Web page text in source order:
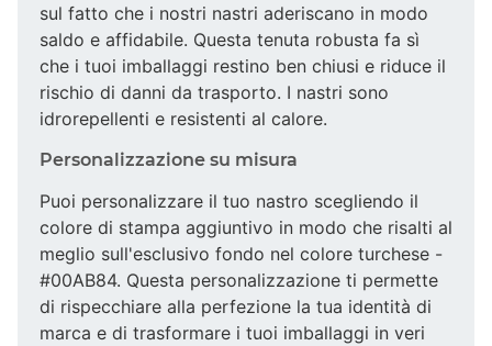
sul fatto che i nostri nastri aderiscano in modo
saldo e affidabile. Questa tenuta robusta fa sì
che i tuoi imballaggi restino ben chiusi e riduce il
rischio di danni da trasporto. I nastri sono
idrorepellenti e resistenti al calore.
Personalizzazione su misura
Puoi personalizzare il tuo nastro scegliendo il
colore di stampa aggiuntivo in modo che risalti al
meglio sull'esclusivo fondo nel colore turchese -
#00AB84. Questa personalizzazione ti permette
di rispecchiare alla perfezione la tua identità di
marca e di trasformare i tuoi imballaggi in veri